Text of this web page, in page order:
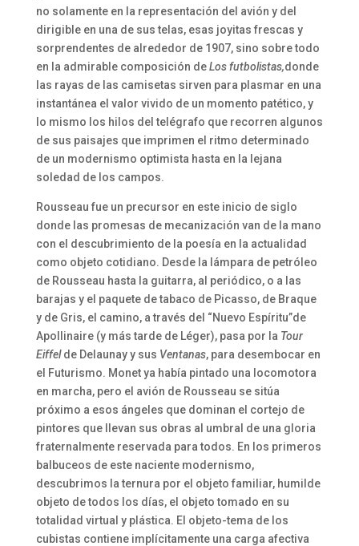
no solamente en la representación del avión y del
dirigible en una de sus telas, esas joyitas frescas y
sorprendentes de alrededor de 1907, sino sobre todo
en la admirable composición deLos futbolistas,donde
las rayas de las camisetas sirven para plasmar en una
instantánea el valor vivido de un momento patético, y
lo mismo los hilos del telégrafo que recorren algunos
de sus paisajes que imprimen el ritmo determinado
de un modernismo optimista hasta en la lejana
soledad de los campos.
Rousseau fue un precursor en este inicio de siglo
donde las promesas de mecanización van de la mano
con el descubrimiento de la poesía en la actualidad
como objeto cotidiano. Desde la lámpara de petróleo
de Rousseau hasta la guitarra, al periódico, o a las
barajas y el paquete de tabaco de Picasso, de Braque
y de Gris, el camino, a través del “Nuevo Espíritu”de
Apollinaire (y más tarde de Léger), pasa por la Tour
Eiffelde Delaunay y sus Ventanas, para desembocar en
el Futurismo. Monet ya había pintado una locomotora
en marcha, pero el avión de Rousseau se sitúa
próximo a esos ángeles que dominan el cortejo de
pintores que llevan sus obras al umbral de una gloria
fraternalmente reservada para todos. En los primeros
balbuceos de este naciente modernismo,
descubrimos la ternura por el objeto familiar, humilde
objeto de todos los días, el objeto tomado en su
totalidad virtual y plástica. El objeto-tema de los
cubistas contiene implícitamente una carga afectiva